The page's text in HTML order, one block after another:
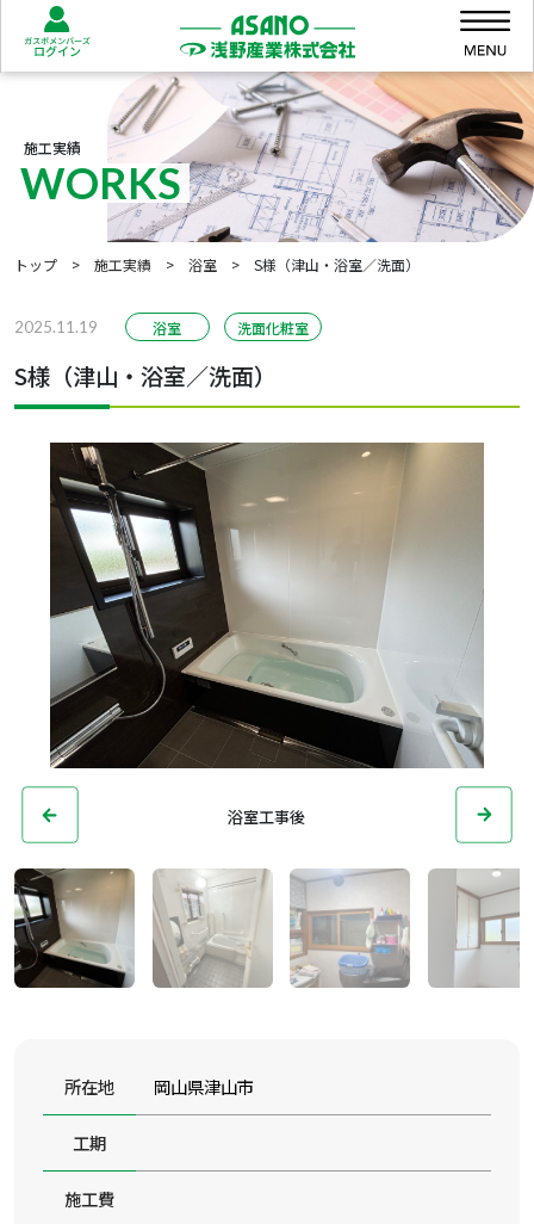
Skip to content
Skip to footer
施工実績
WORKS
トップ > 施工実績 > 浴室 > S様（津山・浴室／洗面）
2025.11.19 浴室 洗面化粧室
S様（津山・浴室／洗面）
浴室工事後
所在地 岡山県津山市
工期
施工費